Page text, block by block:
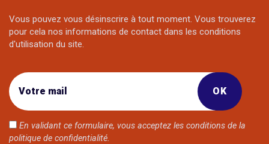
Vous pouvez vous désinscrire à tout moment. Vous trouverez
pour cela nos informations de contact dans les conditions
d'utilisation du site.
En validant ce formulaire, vous acceptez les conditions de la
politique de confidentialité.